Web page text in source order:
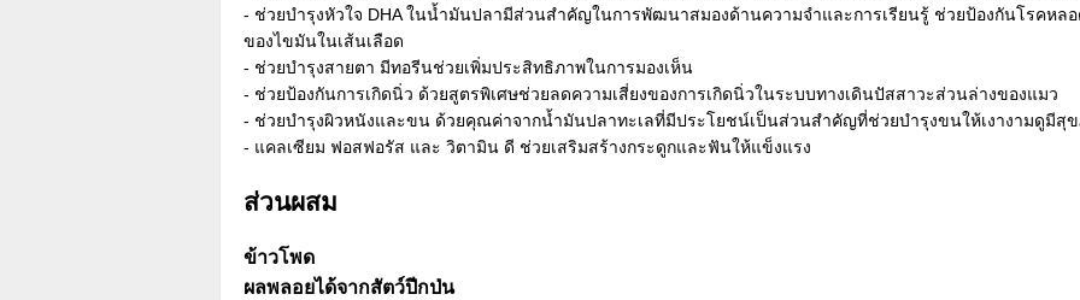
- ช่วยบำรุงหัวใจ DHA ในน้ำมันปลามีส่วนสำคัญในการพัฒนาสมองด้านความจำและการเรียนรู้ ช่วยป้องกันโรคหล
ของไขมันในเส้นเลือด
- ช่วยบำรุงสายตา มีทอรีนช่วยเพิ่มประสิทธิภาพในการมองเห็น
- ช่วยป้องกันการเกิดนิ่ว ด้วยสูตรพิเศษช่วยลดความเสี่ยงของการเกิดนิ่วในระบบทางเดินปัสสาวะส่วนล่างของแมว
- ช่วยบำรุงผิวหนังและขน ด้วยคุณค่าจากน้ำมันปลาทะเลที่มีประโยชน์เป็นส่วนสำคัญที่ช่วยบำรุงขนให้เงางามดูมีสุ
- แคลเซียม ฟอสฟอรัส และ วิตามิน ดี ช่วยเสริมสร้างกระดูกและฟันให้แข็งแรง
ส่วนผสม
ข้าวโพด
ผลพลอยได้จากสัตว์ปีกป่น